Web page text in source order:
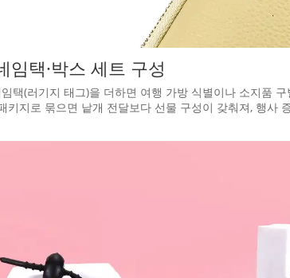
임택·박스 세트 구성
택(러기지 태그)을 더하면 여행 가방 식별이나 소지품
키지로 묶으면 낱개 전달보다 선물 구성이 갖춰져, 행사